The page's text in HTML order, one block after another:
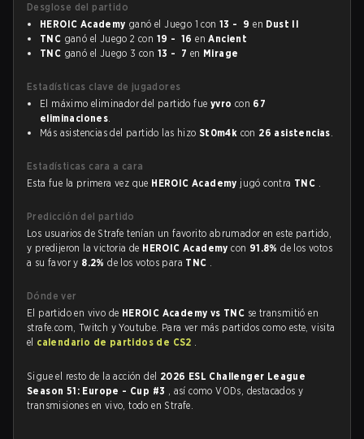
Desglose del partido
HEROIC Academy ganó el Juego 1 con13 - 9 en Dust II
TNC ganó el Juego 2 con 19 - 16 enAncient
TNC ganó el Juego 3 con 13 - 7 en Mirage
Estadísticas clave de jugadores
El máximo eliminador del partido fue yvro con 67
eliminaciones.
Más asistencias del partido las hizo St0m4k con 26 asistencias.
Estadísticas cara a cara
Esta fue la primera vez que HEROIC Academy jugó contra TNC .
Predicción del partido
Los usuarios de Strafe tenían un favorito abrumador en este partido,
y predijeron la victoria de HEROIC Academycon 91.8%de los votos
a su favor y 8.2%de los votos para TNC .
Dónde ver
El partido en vivo de HEROIC Academy vs TNC se transmitió en
strafe.com, Twitch y Youtube. Para ver más partidos como este, visita
el calendario de partidos de CS2 .
Sigue el resto de la acción del 2026 ESL Challenger League
Season 51: Europe - Cup #3 , así como VODs, destacados y
transmisiones en vivo, todo en Strafe.